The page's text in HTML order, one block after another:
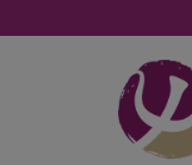
al